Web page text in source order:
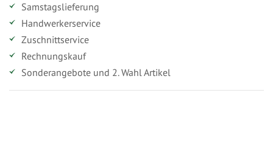
Samstagslieferung
Handwerkerservice
Zuschnittservice
Rechnungskauf
Sonderangebote und 2. Wahl Artikel